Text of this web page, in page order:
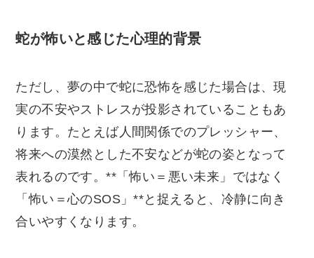
蛇が怖いと感じた心理的背景
ただし、夢の中で蛇に恐怖を感じた場合は、現
実の不安やストレスが投影されていることもあ
ります。たとえば人間関係でのプレッシャー、
将来への漠然とした不安などが蛇の姿となって
表れるのです。**「怖い＝悪い未来」ではなく
「怖い＝心のSOS」**と捉えると、冷静に向き
合いやすくなります。